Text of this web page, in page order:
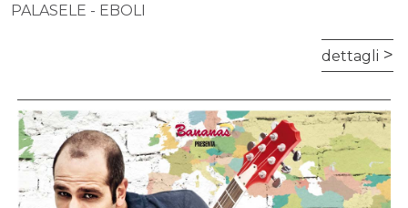
PALASELE - EBOLI
dettagli